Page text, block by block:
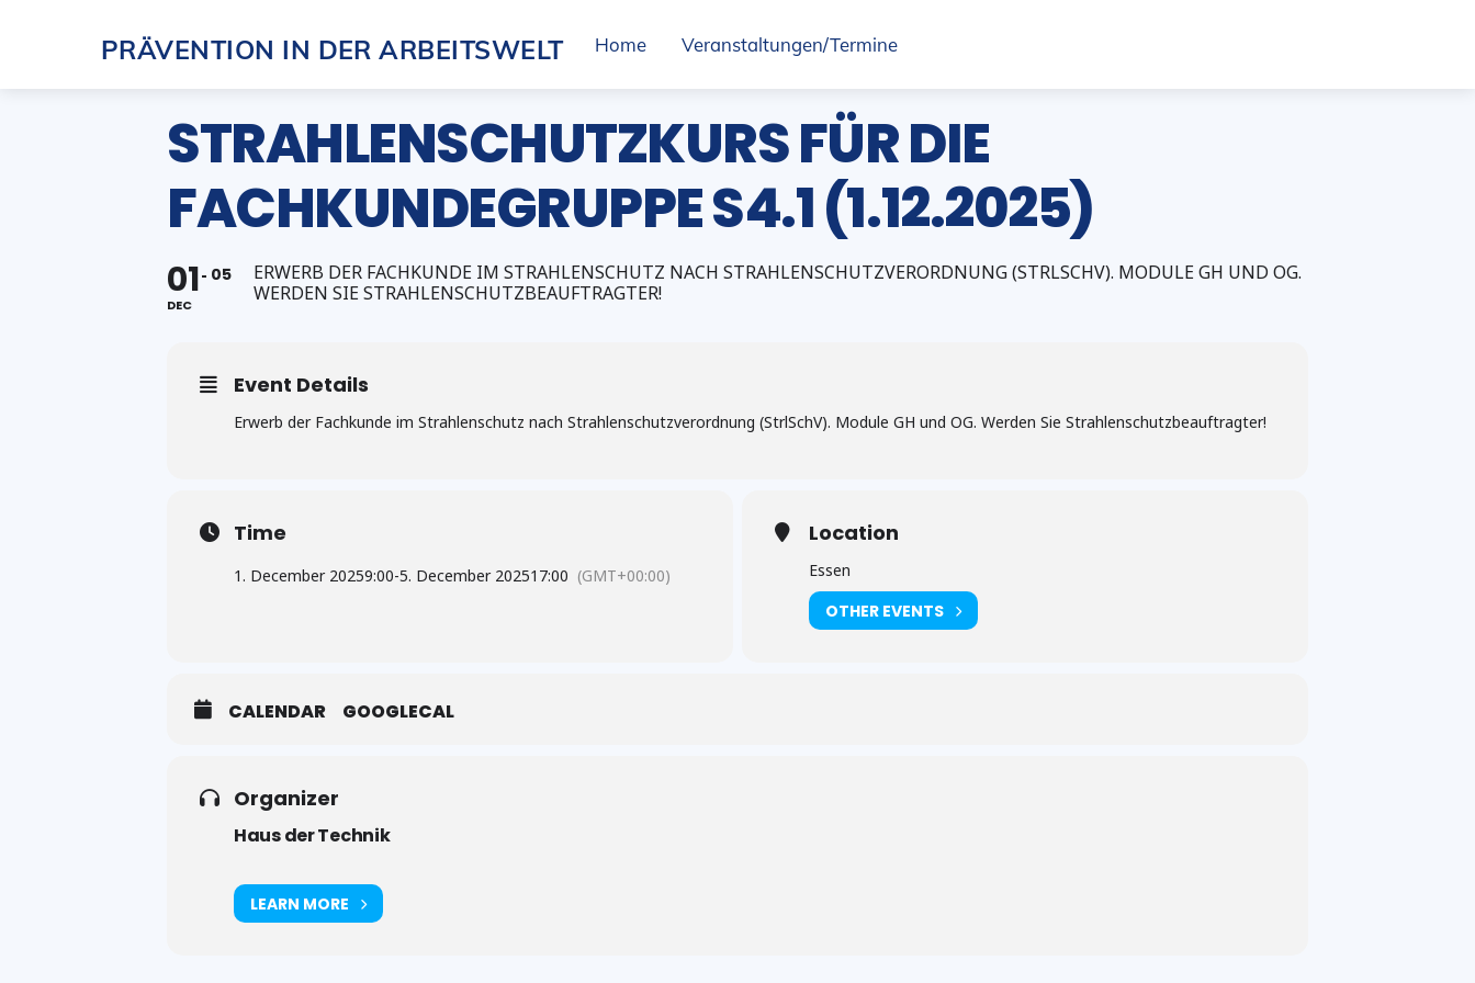
PRÄVENTION IN DER ARBEITSWELT Home Veranstaltungen/Termine
STRAHLENSCHUTZKURS FÜR DIE
FACHKUNDEGRUPPE S4.1 (1.12.2025)
01
DEC
05
ERWERB DER FACHKUNDE IM STRAHLENSCHUTZ NACH STRAHLENSCHUTZVERORDNUNG (STRLSCHV). MODULE GH UND OG.
WERDEN SIE STRAHLENSCHUTZBEAUFTRAGTER!
Event Details
Erwerb der Fachkunde im Strahlenschutz nach Strahlenschutzverordnung (StrlSchV). Module GH und OG. Werden Sie Strahlenschutzbeauftragter!
Time
1. December 20259:00-5. December 202517:00 (GMT+00:00)
Location
Essen
OTHER EVENTS
CALENDAR GOOGLECAL
Organizer
Haus der Technik
LEARN MORE